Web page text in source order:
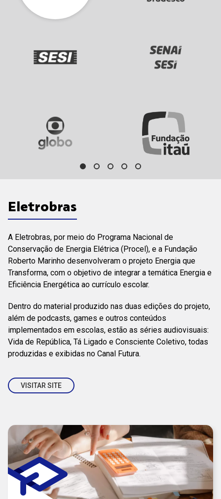
Eletrobras
A Eletrobras, por meio do Programa Nacional de
Conservação de Energia Elétrica (Procel), e a Fundação
Roberto Marinho desenvolveram o projeto Energia que
Transforma, com o objetivo de integrar a temática Energia e
Eficiência Energética ao currículo escolar.
Dentro do material produzido nas duas edições do projeto,
além de podcasts, games e outros conteúdos
implementados em escolas, estão as séries audiovisuais:
Vida de República, Tá Ligado e Consciente Coletivo, todas
produzidas e exibidas no Canal Futura.
VISITAR SITE